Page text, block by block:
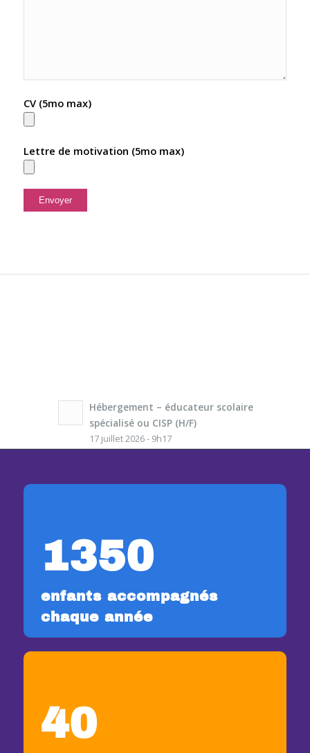
CV (5mo max)
Lettre de motivation (5mo max)
Hébergement – éducateur scolaire
spécialisé ou CISP (H/F)
17 juillet 2026 - 9h17
1350
enfants accompagnés
chaque année
40